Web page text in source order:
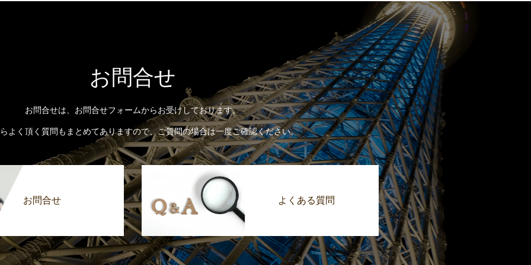
お問合せ
お問合せは、お問合せフォームからお受けしております。
よく頂く質問もまとめてありますので、ご質問の場合は一度ご確認ください。
お問合せ よくある質問